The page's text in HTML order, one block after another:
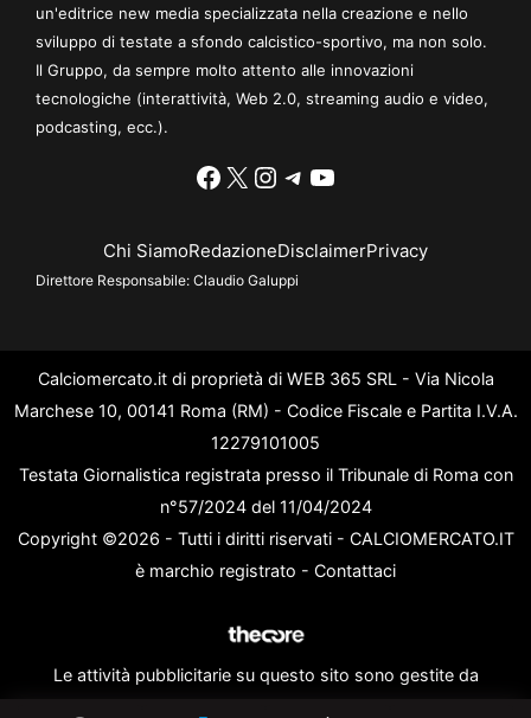
un'editrice new media specializzata nella creazione e nello
sviluppo di testate a sfondo calcistico-sportivo, ma non solo.
Il Gruppo, da sempre molto attento alle innovazioni
tecnologiche (interattività, Web 2.0, streaming audio e video,
podcasting, ecc.).
Facebook
X Instagram
Telegram
YouTube
Chi SiamoRedazioneDisclaimerPrivacy
Direttore Responsabile: Claudio Galuppi
Calciomercato.it di proprietà di WEB 365 SRL - Via Nicola
Marchese 10, 00141 Roma (RM) - Codice Fiscale e Partita I.V.A.
12279101005
Testata Giornalistica registrata presso il Tribunale di Roma con
n°57/2024 del 11/04/2024
Copyright ©2026 - Tutti i diritti riservati - CALCIOMERCATO.IT
è marchio registrato - Contattaci
Le attività pubblicitarie su questo sito sono gestite da